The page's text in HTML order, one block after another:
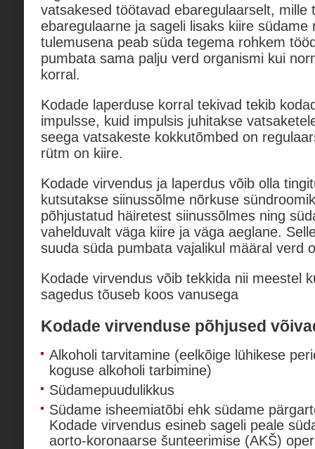
vatsakesed töötavad ebaregulaarselt, mille
ebaregulaarne ja sageli lisaks kiire südame
tulemusena peab süda tegema rohkem
pumbata sama palju verd organismi kui
korral.
Kodade laperduse korral tekivad tekib
impulsse, kuid impulsis juhitakse
seega vatsakeste kokkutõmbed on
rütm on kiire.
Kodade virvendus ja laperdus võib olla
kutsutakse siinussõlme nõrkuse
põhjustatud häiretest siinussõlmes ning
vahelduvalt väga kiire ja väga aeglane.
suuda süda pumbata vajalikul määral verd
Kodade virvendus võib tekkida nii meestel
sagedus tõuseb koos vanusega
Kodade virvenduse põhjused
Alkoholi tarvitamine (eelkõige lühikese
koguse alkoholi tarbimine)
Südamepuudulikkus
Südame isheemiatõbi ehk südame
Kodade virvendus esineb sageli peale
aorto-koronaarse šunteerimise (AKŠ)